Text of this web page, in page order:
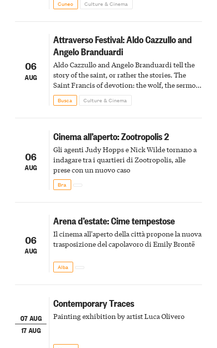
Cuneo Culture & Cinema
06
AUG
Attraverso Festival: Aldo Cazzullo and
Angelo Branduardi
Aldo Cazzullo and Angelo Branduardi tell the
story of the saint, or rather the stories. The
Saint Francis of devotion: the wolf, the sermon
to the birds, the stigmata
Busca Culture & Cinema
06
AUG
Cinema all’aperto: Zootropolis 2
Gli agenti Judy Hopps e Nick Wilde tornano a
indagare tra i quartieri di Zootropolis, alle
prese con un nuovo caso
Bra
06
AUG
Arena d’estate: Cime tempestose
Il cinema all'aperto della città propone la nuova
trasposizione del capolavoro di Emily Brontë
Alba
07 AUG
17 AUG
Contemporary Traces
Painting exhibition by artist Luca Olivero